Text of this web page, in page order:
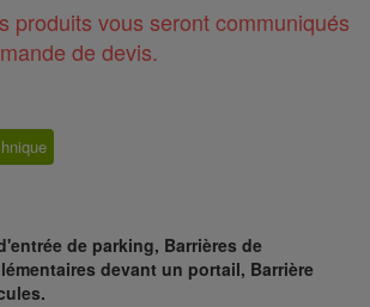
produits vous seront communiqués
de devis.
de parking, Barrières de
devant un portail, Barrière